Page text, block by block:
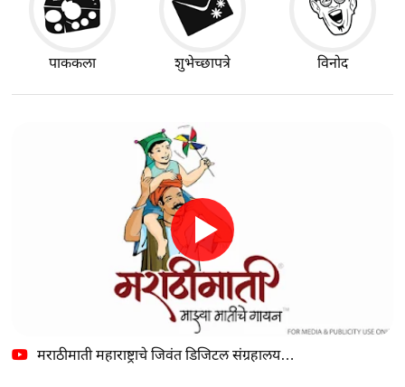
पाककला शुभेच्छापत्रे विनोद
मराठीमाती महाराष्ट्राचे जिवंत डिजिटल संग्रहालय…